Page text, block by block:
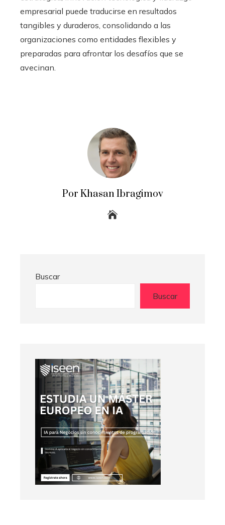
empresarial puede traducirse en resultados
tangibles y duraderos, consolidando a las
organizaciones como entidades flexibles y
preparadas para afrontar los desafíos que se
avecinan.
Por Khasan Ibragimov
Buscar
Buscar